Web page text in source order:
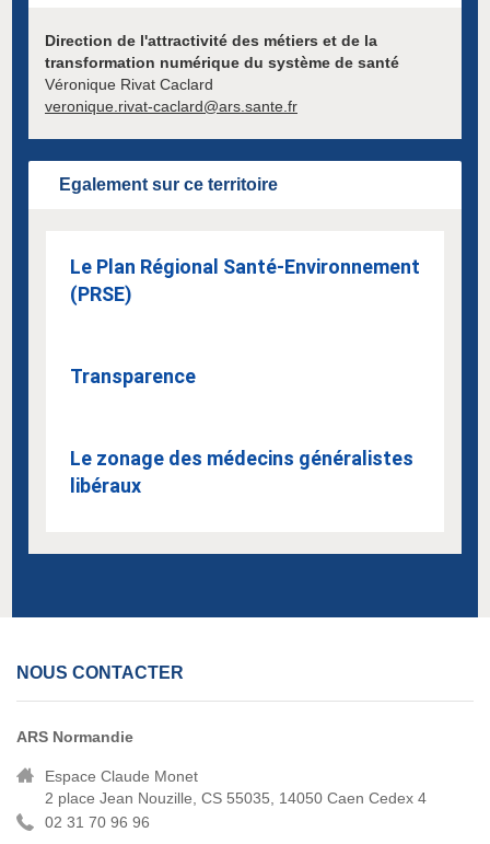
Direction de l'attractivité des métiers et de la
transformation numérique du système de santé
Véronique Rivat Caclard
veronique.rivat-caclard@ars.sante.fr
Egalement sur ce territoire
Le Plan Régional Santé-Environnement
(PRSE)
Transparence
Le zonage des médecins généralistes
libéraux
NOUS CONTACTER
ARS Normandie
Espace Claude Monet
2 place Jean Nouzille, CS 55035, 14050 Caen Cedex 4
02 31 70 96 96